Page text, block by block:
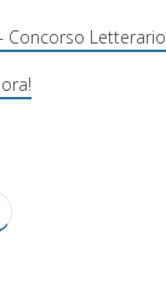
Concorso Letterario